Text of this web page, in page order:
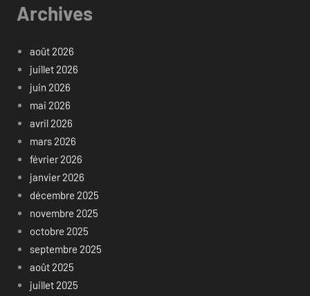
Archives
août 2026
juillet 2026
juin 2026
mai 2026
avril 2026
mars 2026
février 2026
janvier 2026
décembre 2025
novembre 2025
octobre 2025
septembre 2025
août 2025
juillet 2025